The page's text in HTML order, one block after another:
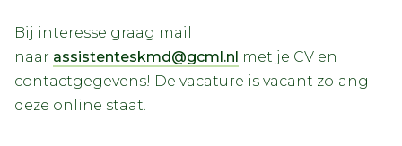
Bij interesse graag mail
naar assistenteskmd@gcml.nl met je CV en
contactgegevens! De vacature is vacant zolang
deze online staat.